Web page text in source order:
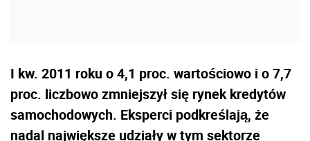
I kw. 2011 roku o 4,1 proc. wartościowo i o 7,7
proc. liczbowo zmniejszył się rynek kredytów
samochodowych. Eksperci podkreślają, że
nadal największe udziały w tym sektorze